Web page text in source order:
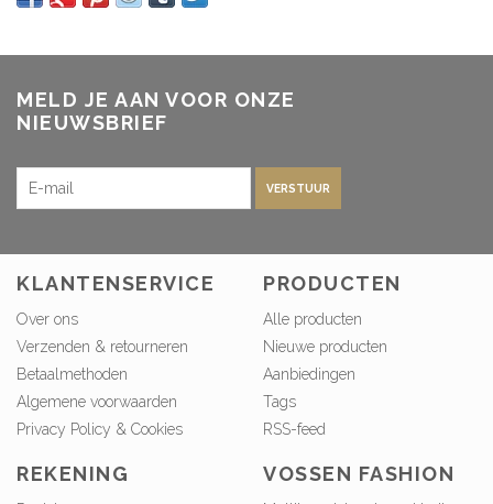
MELD JE AAN VOOR ONZE
NIEUWSBRIEF
VERSTUUR
KLANTENSERVICE
Over ons
Verzenden & retourneren
Betaalmethoden
Algemene voorwaarden
Privacy Policy & Cookies
PRODUCTEN
Alle producten
Nieuwe producten
Aanbiedingen
Tags
RSS-feed
REKENING VOSSEN FASHION